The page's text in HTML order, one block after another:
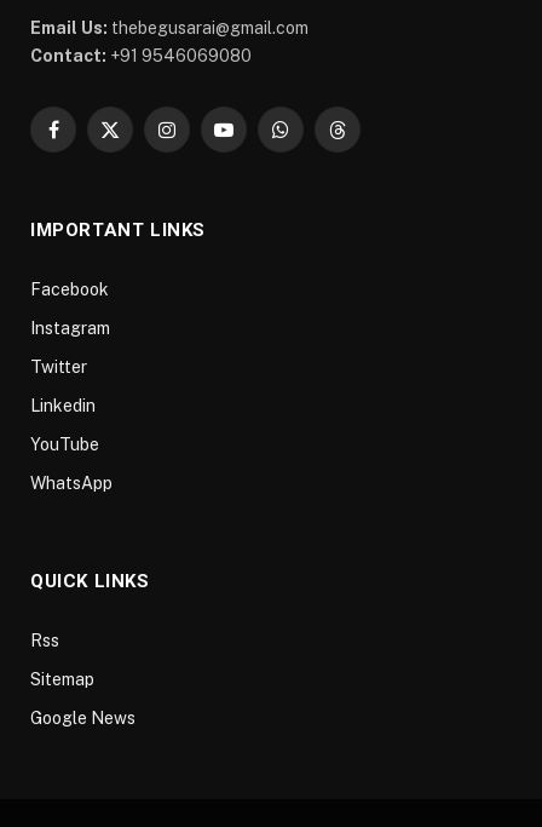
Email Us: thebegusarai@gmail.com
Contact: +91 9546069080
Facebook
X
InstagramYouTubeWhatsAppThreads
IMPORTANT LINKS
Facebook
Instagram
Twitter
Linkedin
YouTube
WhatsApp
QUICK LINKS
Rss
Sitemap
Google News